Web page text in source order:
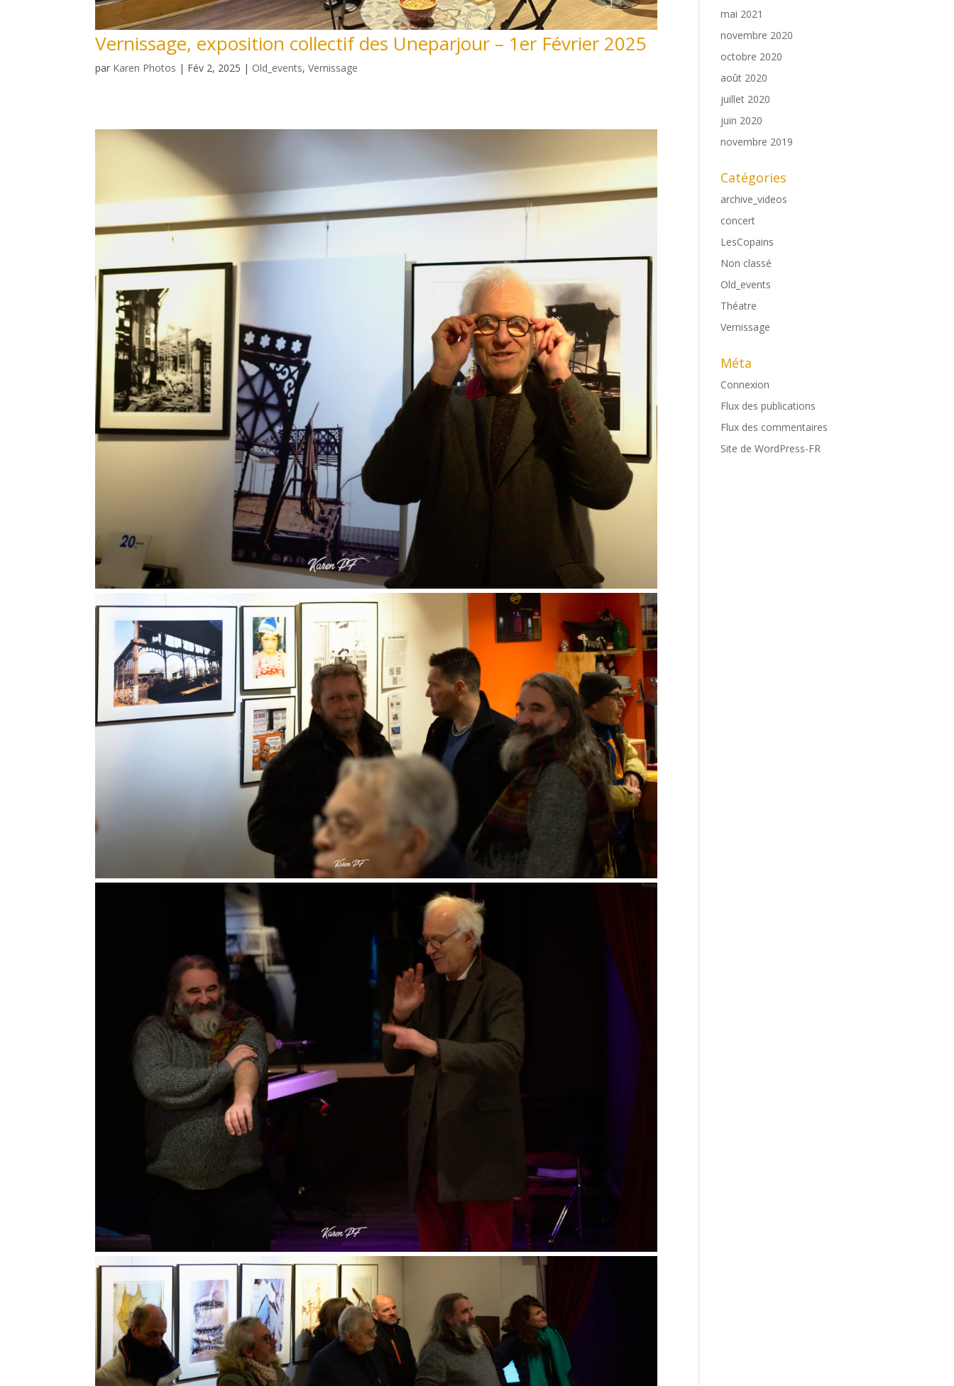
Vernissage, exposition collectif des Uneparjour – 1er Février 2025
par Karen Photos | Fév 2, 2025 | Old_events,Vernissage
mai 2021
novembre 2020
octobre 2020
août 2020
juillet 2020
juin 2020
novembre 2019
Catégories
archive_videos
concert
LesCopains
Non classé
Old_events
Théatre
Vernissage
Méta
Connexion
Flux des publications
Flux des commentaires
Site de WordPress-FR